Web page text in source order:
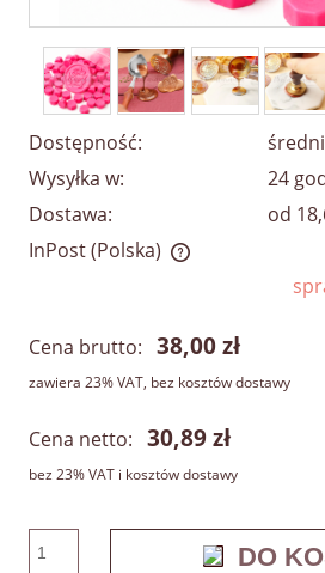
Dostępność:
Wysyłka w:
24
Dostawa:
od
InPost(Polska)
Cena nie zawiera ewentualnych
Cena brutto: 38,00 zł
zawiera 23% VAT, bez kosztów dostawy
Cena netto: 30,89 zł
bez 23% VAT i kosztów dostawy
DO